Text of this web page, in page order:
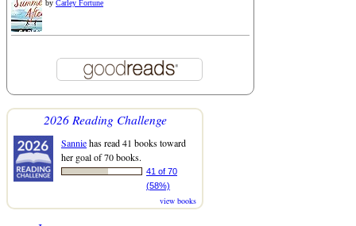
by Carley Fortune
2026 Reading Challenge
Sanniehas read 41 books toward
her goal of 70 books.
41 of 70
(58%)
view books